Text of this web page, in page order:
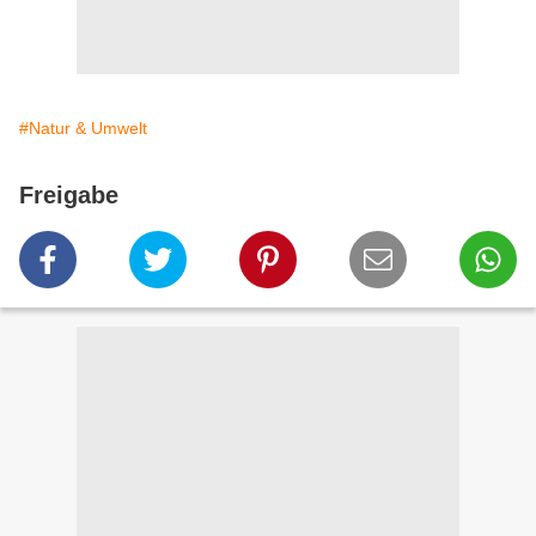
#Natur & Umwelt
Freigabe